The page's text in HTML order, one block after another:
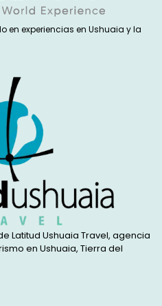
en experiencias en Ushuaia y la
Latitud Ushuaia Travel, agencia
en Ushuaia, Tierra del